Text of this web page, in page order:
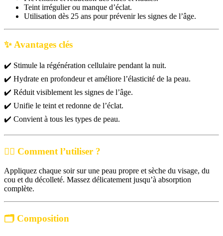
Teint irrégulier ou manque d’éclat.
Utilisation dès 25 ans pour prévenir les signes de l’âge.
✨ Avantages clés
✔️ Stimule la régénération cellulaire pendant la nuit.
✔️ Hydrate en profondeur et améliore l’élasticité de la peau.
✔️ Réduit visiblement les signes de l’âge.
✔️ Unifie le teint et redonne de l’éclat.
✔️ Convient à tous les types de peau.
🧖‍♀️ Comment l’utiliser ?
Appliquez chaque soir sur une peau propre et sèche du visage, du
cou et du décolleté. Massez délicatement jusqu’à absorption
complète.
🗂️ Composition